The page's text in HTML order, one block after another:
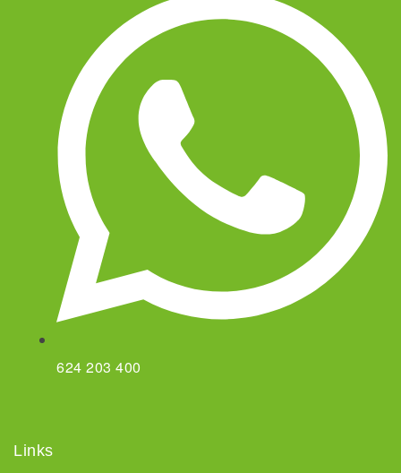
624 203 400
Links